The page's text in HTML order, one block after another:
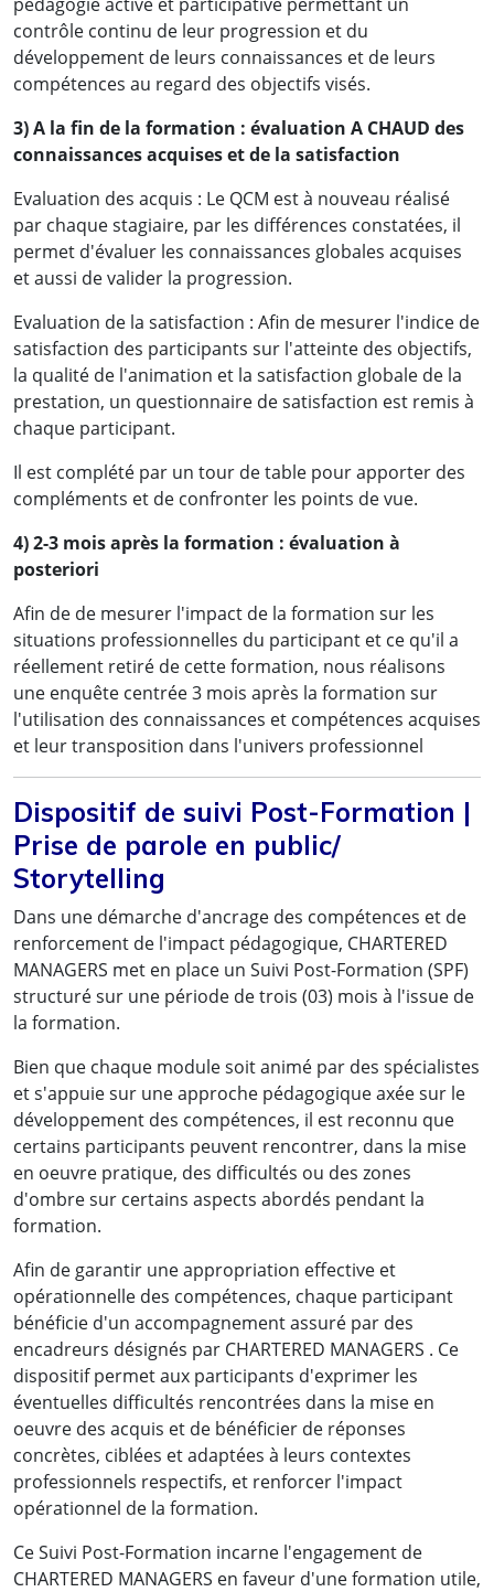
contrôle continu de leur progression et du
développement de leurs connaissances et de leurs
compétences au regard des objectifs visés.
3) A la fin de la formation : évaluation A CHAUD des
connaissances acquises et de la satisfaction
Evaluation des acquis : Le QCM est à nouveau réalisé
par chaque stagiaire, par les différences constatées, il
permet d'évaluer les connaissances globales acquises
et aussi de valider la progression.
Evaluation de la satisfaction : Afin de mesurer l'indice de
satisfaction des participants sur l'atteinte des objectifs,
la qualité de l'animation et la satisfaction globale de la
prestation, un questionnaire de satisfaction est remis à
chaque participant.
Il est complété par un tour de table pour apporter des
compléments et de confronter les points de vue.
4) 2-3 mois après la formation : évaluation à
posteriori
Afin de de mesurer l'impact de la formation sur les
situations professionnelles du participant et ce qu'il a
réellement retiré de cette formation, nous réalisons
une enquête centrée 3 mois après la formation sur
l'utilisation des connaissances et compétences acquises
et leur transposition dans l'univers professionnel
Dispositif de suivi Post-Formation |
Prise de parole en public/
Storytelling
Dans une démarche d'ancrage des compétences et de
renforcement de l'impact pédagogique, CHARTERED
MANAGERS met en place un Suivi Post-Formation (SPF)
structuré sur une période de trois (03) mois à l'issue de
la formation.
Bien que chaque module soit animé par des spécialistes
et s'appuie sur une approche pédagogique axée sur le
développement des compétences, il est reconnu que
certains participants peuvent rencontrer, dans la mise
en oeuvre pratique, des difficultés ou des zones
d'ombre sur certains aspects abordés pendant la
formation.
Afin de garantir une appropriation effective et
opérationnelle des compétences, chaque participant
bénéficie d'un accompagnement assuré par des
encadreurs désignés par CHARTERED MANAGERS . Ce
dispositif permet aux participants d'exprimer les
éventuelles difficultés rencontrées dans la mise en
oeuvre des acquis et de bénéficier de réponses
concrètes, ciblées et adaptées à leurs contextes
professionnels respectifs, et renforcer l'impact
opérationnel de la formation.
Ce Suivi Post-Formation incarne l'engagement de
CHARTERED MANAGERS en faveur d'une formation utile,
Des résultats concrets obtenus
par de vrais professionnels :